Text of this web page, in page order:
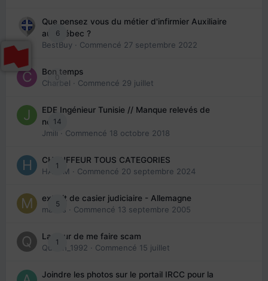
6
Que pensez vous du métier d'infirmier Auxiliaire
au Québec ?
BestBuy · Commencé 27 septembre 2022
0
Bon temps
Charbel · Commencé 29 juillet
14
EDE Ingénieur Tunisie // Manque relevés de
note
Jmili · Commencé 18 octobre 2018
1
CHAUFFEUR TOUS CATEGORIES
HAZEM · Commencé 20 septembre 2024
5
extrait de casier judiciaire - Allemagne
maries · Commencé 13 septembre 2005
1
La peur de me faire scam
Queen_1992 · Commencé 15 juillet
Joindre les photos sur le portail IRCC pour la